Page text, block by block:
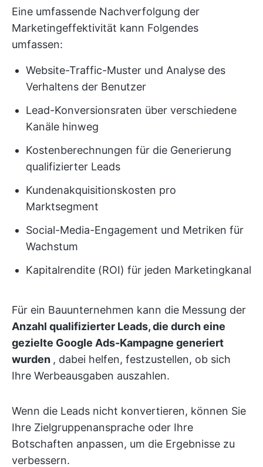
Eine umfassende Nachverfolgung der
Marketingeffektivität kann Folgendes
umfassen:
Website-Traffic-Muster und Analyse des
Verhaltens der Benutzer
Lead-Konversionsraten über verschiedene
Kanäle hinweg
Kostenberechnungen für die Generierung
qualifizierter Leads
Kundenakquisitionskosten pro
Marktsegment
Social-Media-Engagement und Metriken für
Wachstum
Kapitalrendite (ROI) für jeden Marketingkanal
Für ein Bauunternehmen kann die Messung der
Anzahl qualifizierter Leads, die durch eine
gezielte Google Ads-Kampagne generiert
wurden , dabei helfen, festzustellen, ob sich
Ihre Werbeausgaben auszahlen.
Wenn die Leads nicht konvertieren, können Sie
Ihre Zielgruppenansprache oder Ihre
Botschaften anpassen, um die Ergebnisse zu
verbessern.